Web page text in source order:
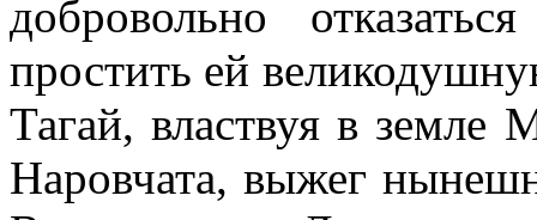
добровольно
простить ей
Тагай, властвуя в земле
Наровчата, выжег